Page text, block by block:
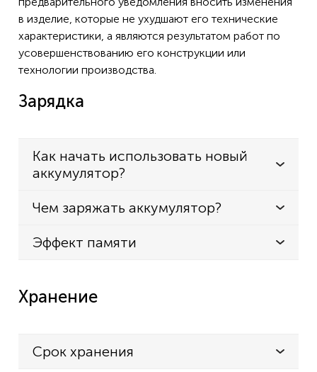
в изделие, которые не ухудшают его технические
характеристики, а являются результатом работ по
усовершенствованию его конструкции или
технологии производства.
Зарядка
Как начать использовать новый
аккумулятор?
Чем заряжать аккумулятор?
Эффект памяти
Хранение
Срок хранения